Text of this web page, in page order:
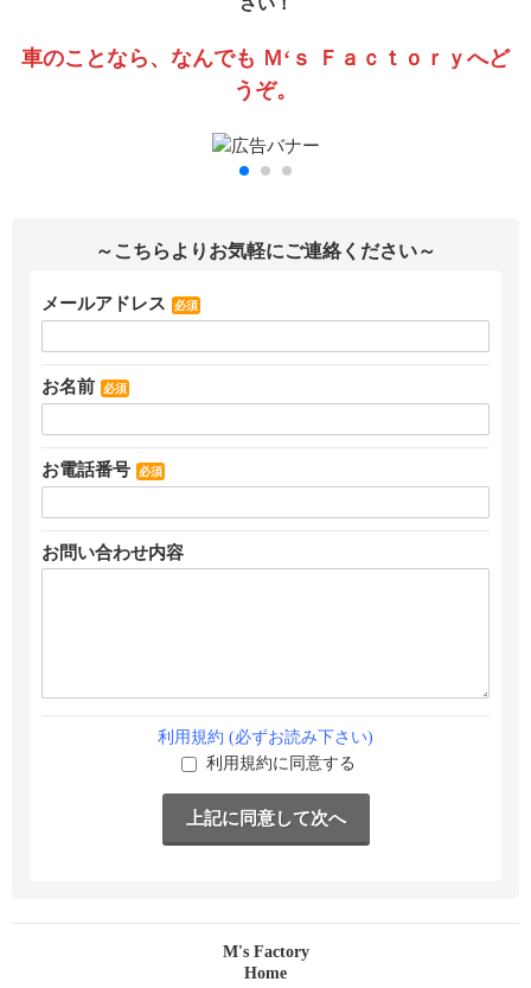
車のことなら、なんでも Ｍ‘ｓ Ｆａｃｔｏｒｙへど
うぞ。
～こちらよりお気軽にご連絡ください～
メールアドレス 必須
お名前 必須
お電話番号 必須
お問い合わせ内容
利用規約 (必ずお読み下さい)
利用規約に同意する
M's Factory
Home